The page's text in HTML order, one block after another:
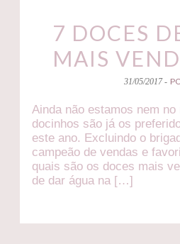
7 DOCES
MAIS
31/05/2017 -
Ainda não estamos nem
docinhos são já os
este ano. Excluindo o
campeão de vendas e
quais são os doces mais
de dar água na […]